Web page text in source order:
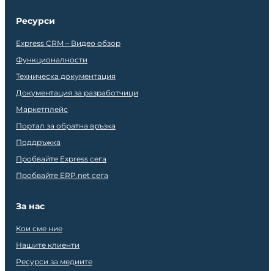
Ресурси
Express CRM – Видео обзор
Функционалности
Техническа документация
Документация за разработчици
Маркетплейс
Портал за обратна връзка
Поддръжка
Пробвайте Express сега
Пробвайте ERP.net сега
За нас
Кои сме ние
Нашите клиенти
Ресурси за медиите